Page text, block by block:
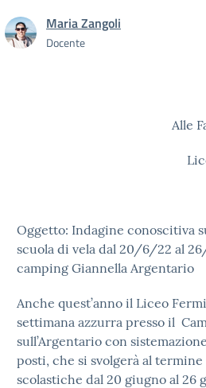
Maria Zangoli
Docente
Alle
Oggetto: Indagine conoscitiva
scuola di vela dal 20/6/22 al
camping Giannella Argentario
Anche quest’anno il Liceo
settimana azzurra presso il
sull’Argentario con
posti, che si svolgerà al
scolastiche dal 20 giugno al 26